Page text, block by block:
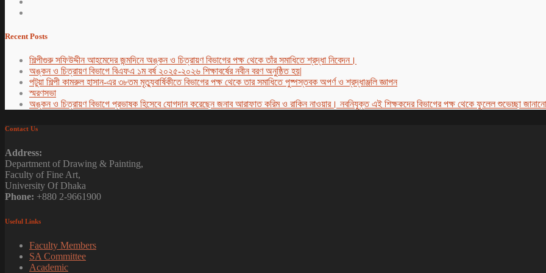
Recent Posts
শিল্পীগুরু সফিউদ্দীন আহমেদের জন্মদিনে অঙ্কন ও চিত্রায়ণ বিভাগের পক্ষ থেকে তাঁর সমাধিতে শ্রদ্ধা নিবেদন।
অঙ্কন ও চিত্রায়ণ বিভাগে বিএফএ ১ম বর্ষ ২০২৫-২০২৬ শিক্ষাবর্ষের নবীন বরণ অনুষ্ঠিত হয়|
পটুয়া শিল্পী কামরুল হাসান-এর ৩৮তম মৃত্যুবার্ষিকীতে বিভাগের পক্ষ থেকে তার সমাধিতে পুষ্পস্তবক অপর্ণ ও শ্রদ্ধাঞ্জলি জ্ঞাপন
স্মরণসভা
অঙ্কন ও চিত্রায়ণ বিভাগে প্রভাষক হিসেবে যোগদান করেছেন জনাব আরাফাত করিম ও রাকিন নাওয়ার। নবনিযুক্ত এই শিক্ষকদের বিভাগের পক্ষ থেকে ফুলেল শুভেচ্ছা
Contact Us
Address:
Department of Drawing & Painting,
Faculty of Fine Art,
University Of Dhaka
Phone: +880 2-9661900
Useful Links
Faculty Members
SA Committee
Academic